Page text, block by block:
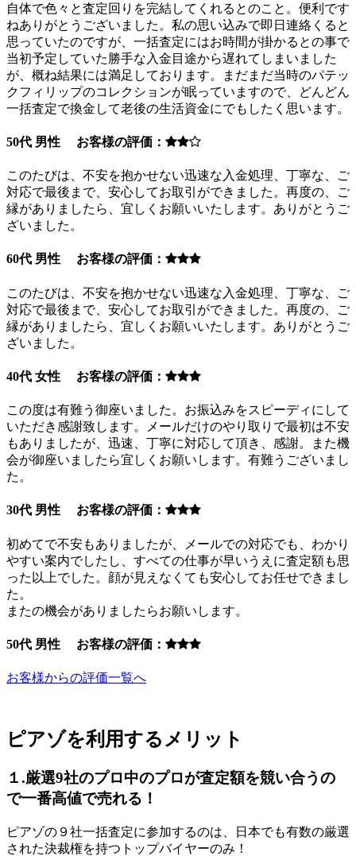
自体で色々と査定回りを完結してくれるとのこと。便利です
ねありがとうございました。私の思い込みで即日連絡くると
思っていたのですが、一括査定にはお時間が掛かるとの事で
当初予定していた勝手な入金目途から遅れてしまいました
が、概ね結果には満足しております。まだまだ当時のパテッ
クフィリップのコレクションが眠っていますので、どんどん
一括査定で換金して老後の生活資金にでもしたく思います。
50代 男性 お客様の評価：
このたびは、不安を抱かせない迅速な入金処理、丁寧な、ご
対応で最後まで、安心してお取引ができました。再度の、ご
縁がありましたら、宜しくお願いいたします。ありがとうご
ざいました。
60代 男性 お客様の評価：
このたびは、不安を抱かせない迅速な入金処理、丁寧な、ご
対応で最後まで、安心してお取引ができました。再度の、ご
縁がありましたら、宜しくお願いいたします。ありがとうご
ざいました。
40代 女性 お客様の評価：
この度は有難う御座いました。お振込みをスピーディにして
いただき感謝致します。メールだけのやり取りで最初は不安
もありましたが、迅速、丁寧に対応して頂き、感謝。また機
会が御座いましたら宜しくお願いします。有難うございまし
た。
30代 男性 お客様の評価：
初めてで不安もありましたが、メールでの対応でも、わかり
やすい案内でしたし、すべての仕事が早いうえに査定額も思
った以上でした。顔が見えなくても安心してお任せできまし
た。
またの機会がありましたらお願いします。
50代 男性 お客様の評価：
お客様からの評価一覧へ
ピアゾを利用するメリット
１.厳選9社のプロ中のプロが査定額を競い合うの
で一番高値で売れる！
ピアゾの９社一括査定に参加するのは、日本でも有数の厳選
された決裁権を持つトップバイヤーのみ！